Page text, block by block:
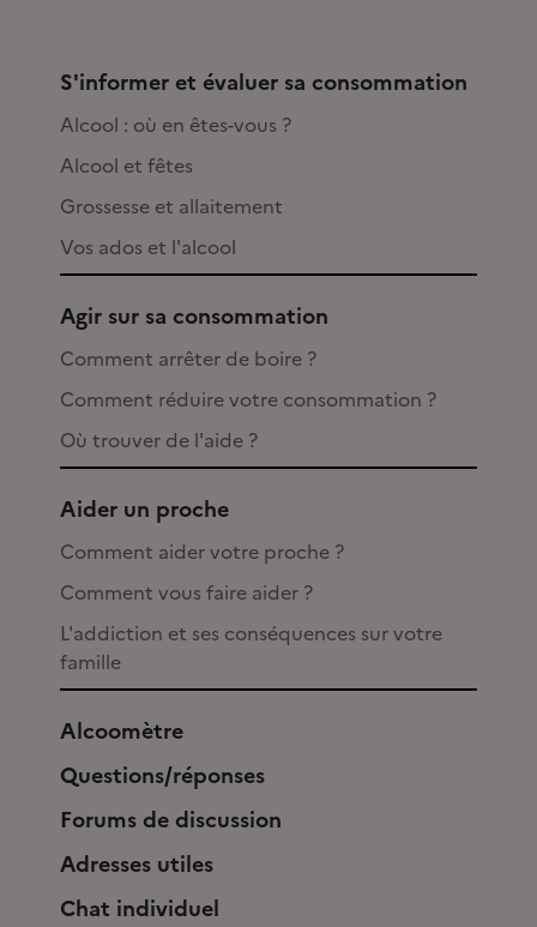
S'informer et évaluer sa consommation
Alcool : où en êtes-vous ?
Alcool et fêtes
Grossesse et allaitement
Vos ados et l'alcool
Agir sur sa consommation
Comment arrêter de boire ?
Comment réduire votre consommation ?
Où trouver de l'aide ?
Aider un proche
Comment aider votre proche ?
Comment vous faire aider ?
L'addiction et ses conséquences sur votre
famille
Alcoomètre
Questions/réponses
Forums de discussion
Adresses utiles
Chat individuel